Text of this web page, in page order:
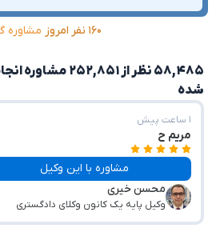
۱۶۰ نفر امروز مشاوره
۵۸,۴۸۵ نظر از ۲۵۲,۸۵۱ مشاوره
شده
۱ ساعت پیش
مریم ح
مشاوره با این وکیل
محسن خیری
وکیل پایه یک کانون وکلای دادگستری